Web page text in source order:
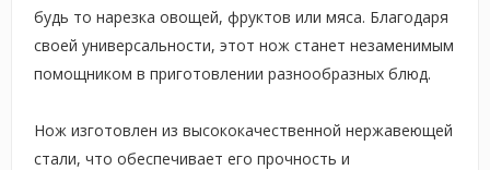
будь то нарезка овощей, фруктов или мяса. Благодаря
своей универсальности, этот нож станет незаменимым
помощником в приготовлении разнообразных блюд.
Нож изготовлен из высококачественной нержавеющей
стали, что обеспечивает его прочность и